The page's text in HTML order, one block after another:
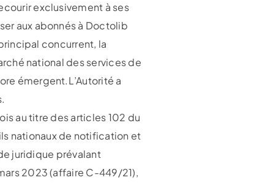
exclusivement à ses
aux abonnés à Doctolib
concurrent, la
national des services de
émergent.L’Autorité a
au titre des articles 102 du
nationaux de notification et
juridique prévalant
2023 (affaire C-449/21),